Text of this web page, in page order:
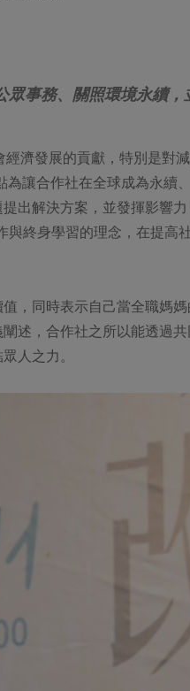
事務、關照環境永續，
濟發展的貢獻，特別是對
讓合作社在全球成為永續
出解決方案，並發揮影響
與終身學習的理念，在提高
，同時表示自己當全職媽
述，合作社之所以能透過
人之力。